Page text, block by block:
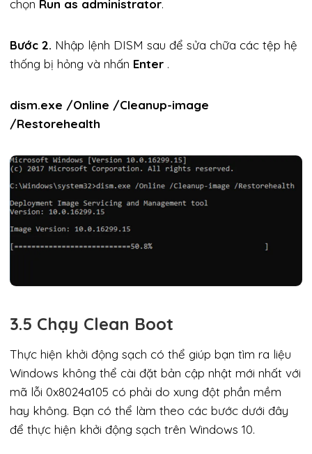
chọn Run as administrator.
Bước 2. Nhập lệnh DISM sau để sửa chữa các tệp hệ
thống bị hỏng và nhấn Enter .
dism.exe /Online /Cleanup-image
/Restorehealth
3.5 Chạy Clean Boot
Thực hiện khởi động sạch có thể giúp bạn tìm ra liệu
Windows không thể cài đặt bản cập nhật mới nhất với
mã lỗi 0x8024a105 có phải do xung đột phần mềm
hay không. Bạn có thể làm theo các bước dưới đây
để thực hiện khởi động sạch trên Windows 10.